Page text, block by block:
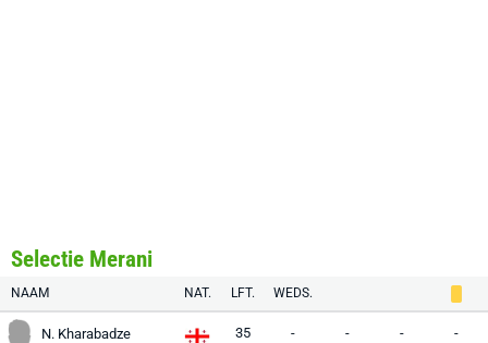
Selectie Merani
NAAM NAT. LFT. WEDS.
N. Kharabadze 35 - - - -